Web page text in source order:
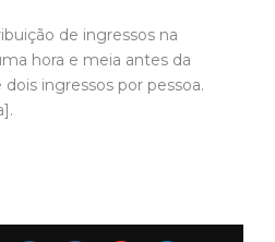
de ingressos na
hora e meia antes da
ingressos por pessoa.